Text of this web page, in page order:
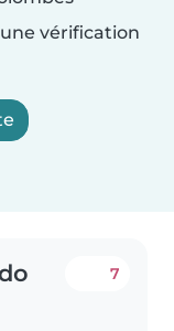
vérification
7